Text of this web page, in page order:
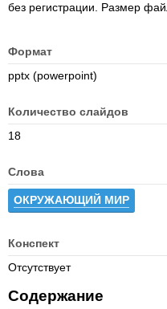
без регистрации. Размер
Формат
pptx (powerpoint)
Количество слайдов
18
Слова
ОКРУЖАЮЩИЙ МИР
Конспект
Отсутствует
Содержание